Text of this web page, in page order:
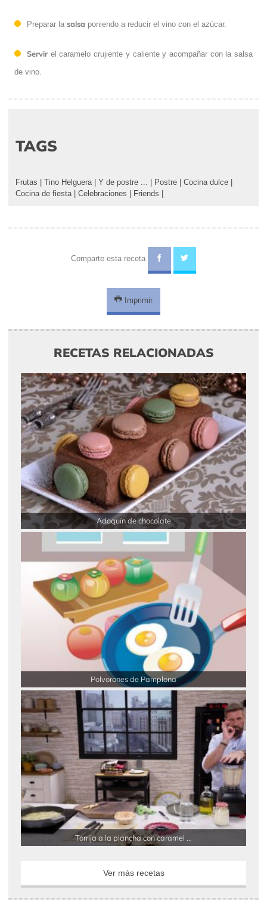
Preparar la salsa poniendo a reducir el vino con el azúcar.
Servir el caramelo crujiente y caliente y acompañar con la salsa
de vino.
TAGS
Frutas Tino Helguera| Y de postre ... Postre Cocina dulce
Cocina de fiesta| Celebraciones Friends
Comparte esta receta
Imprimir
RECETAS RELACIONADAS
Adoquín de chocolate
Polvorones de Pamplona
Torrija a la plancha con caramel ...
Ver más recetas